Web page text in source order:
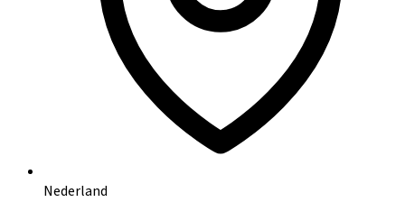
Nederland